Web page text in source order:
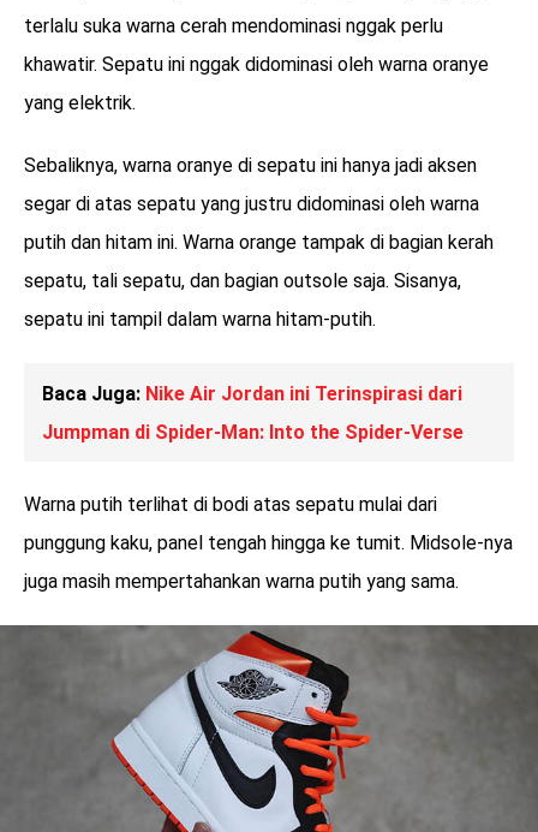
terlalu suka warna cerah mendominasi nggak perlu
khawatir. Sepatu ini nggak didominasi oleh warna oranye
yang elektrik.
Sebaliknya, warna oranye di sepatu ini hanya jadi aksen
segar di atas sepatu yang justru didominasi oleh warna
putih dan hitam ini. Warna orange tampak di bagian kerah
sepatu, tali sepatu, dan bagian outsole saja. Sisanya,
sepatu ini tampil dalam warna hitam-putih.
Baca Juga: Nike Air Jordan ini Terinspirasi dari
Jumpman di Spider-Man: Into the Spider-Verse
Warna putih terlihat di bodi atas sepatu mulai dari
punggung kaku, panel tengah hingga ke tumit. Midsole-nya
juga masih mempertahankan warna putih yang sama.